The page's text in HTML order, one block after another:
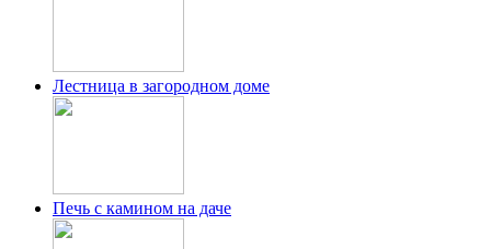
Лестница в загородном доме
Печь с камином на даче